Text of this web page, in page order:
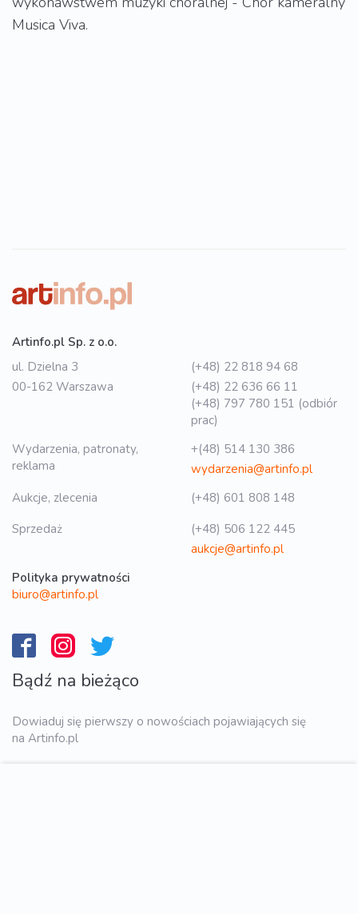
Musica Viva.
Artinfo.pl Sp. z o.o.
ul. Dzielna 3
00-162 Warszawa
(+48) 22 818 94 68
(+48) 22 636 66 11
(+48) 797 780 151 (odbiór
prac)
Wydarzenia, patronaty,
reklama
+(48) 514 130 386
wydarzenia@artinfo.pl
Aukcje, zlecenia
(+48) 601 808 148
Sprzedaż
(+48) 506 122 445
aukcje@artinfo.pl
Polityka prywatności
biuro@artinfo.pl
Bądź na bieżąco
Dowiaduj się pierwszy o nowościach pojawiających się
na Artinfo.pl